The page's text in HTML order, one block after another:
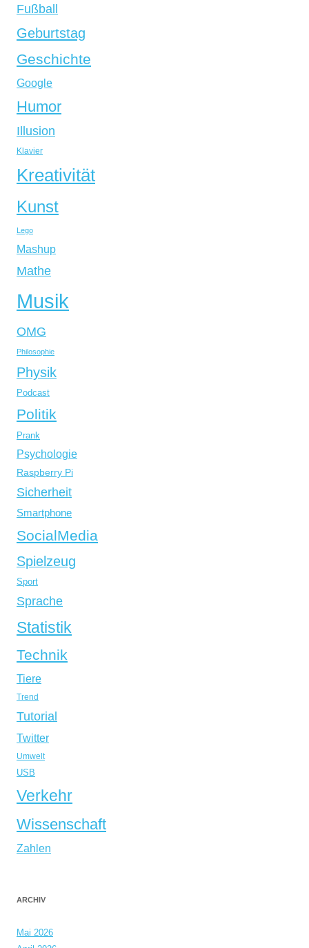
Fußball
Geburtstag
Geschichte
Google
Humor
Illusion
Klavier
Kreativität
Kunst
Lego
Mashup
Mathe
Musik
OMG
Philosophie
Physik
Podcast
Politik
Prank
Psychologie
Raspberry Pi
Sicherheit
Smartphone
SocialMedia
Spielzeug
Sport
Sprache
Statistik
Technik
Tiere
Trend
Tutorial
Twitter
Umwelt
USB
Verkehr
Wissenschaft
Zahlen
ARCHIV
Mai 2026